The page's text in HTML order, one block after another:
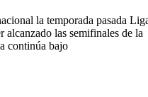
la temporada pasada
alcanzado las semifinales de la
continúa bajo